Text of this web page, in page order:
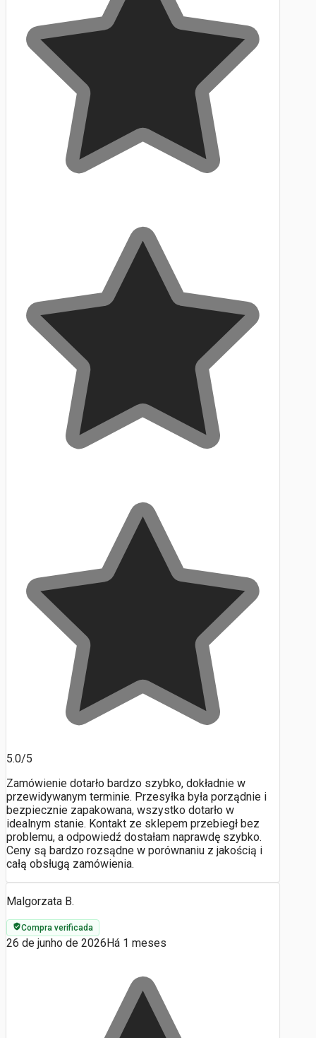
5.0/5
Zamówienie dotarło bardzo szybko, dokładnie w
przewidywanym terminie. Przesyłka była porządnie i
bezpiecznie zapakowana, wszystko dotarło w
idealnym stanie. Kontakt ze sklepem przebiegł bez
problemu, a odpowiedź dostałam naprawdę szybko.
Ceny są bardzo rozsądne w porównaniu z jakością i
całą obsługą zamówienia.
Malgorzata B.
Compra verificada
26 de junho de 2026 Há 1 meses